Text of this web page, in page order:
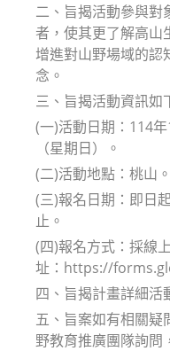
二、旨揭活動參與對
者，使其更了解高山
增進對山野場域的認
念。
三、旨揭活動資訊如
(一)活動日期：114
（星期日）。
(二)活動地點：桃山。
(三)報名日期：即日
止。
(四)報名方式：採線
址：https://
四、旨揭計畫詳細活
五、旨案如有相關疑
野教育推廣團隊詢問